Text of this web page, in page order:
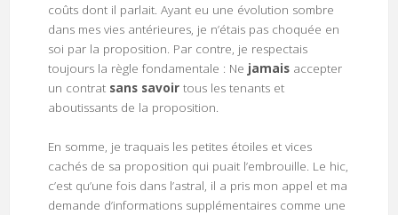
coûts dont il parlait. Ayant eu une évolution sombre
dans mes vies antérieures, je n’étais pas choquée en
soi par la proposition. Par contre, je respectais
toujours la règle fondamentale : Ne jamais accepter
un contrat sans savoirtous les tenants et
aboutissants de la proposition.
En somme, je traquais les petites étoiles et vices
cachés de sa proposition qui puait l’embrouille. Le hic,
c’est qu’une fois dans l’astral, il a pris mon appel et ma
demande d’informations supplémentaires comme une